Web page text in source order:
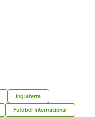
Inglaterra
Futebol Internacional